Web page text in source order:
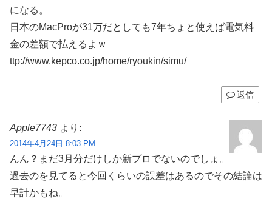
になる。
日本のMacProが31万だとしても7年ちょと使えば電気料
金の差額で払えるよｗ
ttp://www.kepco.co.jp/home/ryoukin/simu/
返信
Apple7743 より:
2014年4月24日 8:03 PM
んん？まだ3月分だけしか新プロでないのでしょ。
過去のを見てると今回くらいの誤差はあるのでその結論は
早計かもね。